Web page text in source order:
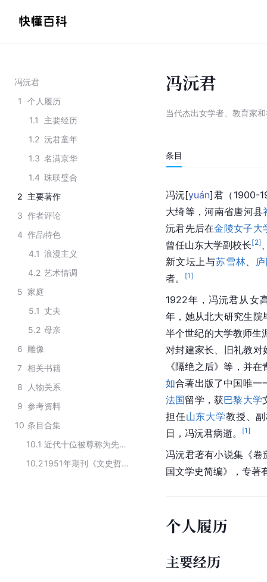
冯沅君
1
个人履历
1.1
主要经历
1.2 沅君童年
1.3 名满京华
1.4 珠联璧合
2 主要著作
3 作者评论
4 作品特色
4.1 浪漫主义
4.2 艺术情调
5 家庭
5.1 丈夫
5.2 母亲
6 雕像
7 相关书籍
8
人物关系
9 参考资料
10 条目合集
10.1
近代十位被尊称为先生的女性
10.2
1951年期刊《文史哲》编委会成员
冯沅君
当代杰出女学者、教育家
条目
冯沅[yuán]君（1900-
大绮等，河南省唐河县
沅君先后在金陵女子大
曾任山东大学副校长[2]
新文坛上与苏雪林
者。
[1]
1922年，冯沅君从女
年，她从北大研究生院
半个世纪的大学教师生
对封建家长、旧礼教
《隔绝之后》等，并
如合著出版了中国唯一
法国留学，获巴黎大学
担任山东大学教授、
日，冯沅君病逝。
[1]
冯沅君著有小说集《卷
国文学史简编》，专著
个人履历
主要经历